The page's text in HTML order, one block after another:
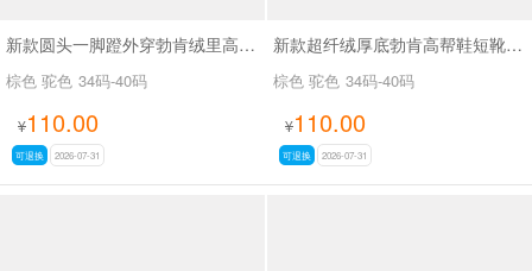
新款圆头一脚蹬外穿勃肯绒里高帮鞋SA9109
棕色 驼色 34码-40码
¥110.00
可退换 2026-07-31
新款超纤绒厚底勃肯高帮鞋短靴SA9116
棕色 驼色 34码-40码
¥110.00
可退换 2026-07-31